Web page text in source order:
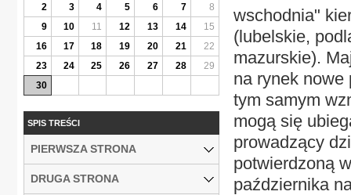
wschodnia"
(lubelskie,
mazurskie).
na rynek nowe
tym samym
mogą się
prowadzący
potwierdzoną
października
2
3 4 5 6 7
8
9
10 11 12 13 14
15
16
17 18 19 20 21
22
23
24 25 26 27 28
29
30
SPIS TREŚCI
PIERWSZA STRONA
DRUGA STRONA